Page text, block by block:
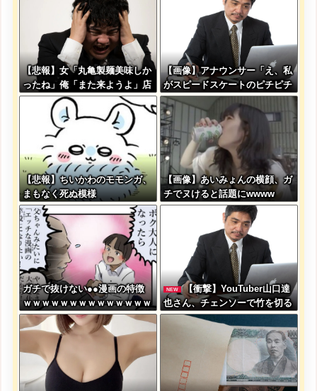
【悲報】女「丸亀製麺美味しか
ったね」俺「また来ようよ」店
員「お会計2380円になりまー
す」→その後『こう』なったん
だが俺悪くないよ
な？？？？？？？？
【画像】アナウンサー「え、私
がスピードスケートのピチピチ
ユニフォーム着るんですか…？
ﾑﾁｨ！！」←これはお前らに刺
さるやろw w w w w w w w
【悲報】ちいかわのモモンガ、
まもなく死ぬ模様
【画像】あいみょんの横顔、ガ
チでヌけると話題にwwww
ガチで抜けない●●漫画の特徴
ｗｗｗｗｗｗｗｗｗｗｗｗｗｗ
ｗｗｗｗｗｗｗｗ
NEW
【衝撃】YouTuber山口達
也さん、チェンソーで竹を切る
だけで600万再生を突破してし
まう←正直、こう言うのでいい
んだよなw w w w w w w w